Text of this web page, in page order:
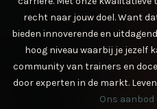
recht naar jouw doel. Want
bieden innoverende en
hoog niveau waarbij je jezelf
community van trainers en
door experten in de markt.
Ons aanbod